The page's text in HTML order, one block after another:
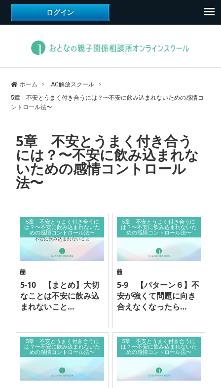
ホーム
AC解放スクール
5章 不安とうまく付き合うには？〜不安に飲み込まれないための感情コ
ントロール法〜
5章 不安とうまく付き合う
には？〜不安に飲み込まれな
いための感情コントロール
法〜
5章 不安とうまく付き合うに
は？〜不安に飲み込まれないた
めの感情コントロール法〜
5-10 【まとめ】大切
なことは不安に飲み込
まれないこと…
5章 不安とうまく付き合うに
は？〜不安に飲み込まれないた
めの感情コントロール法〜
5-9 【パターン６】不
安が強くて問題に向き
合えなくなったら…
5章 不安とうまく付き合うに
は？〜不安に飲み込まれないた
めの感情コントロール法〜
5章 不安とうまく付き合うに
は？〜不安に飲み込まれないた
めの感情コントロール法〜